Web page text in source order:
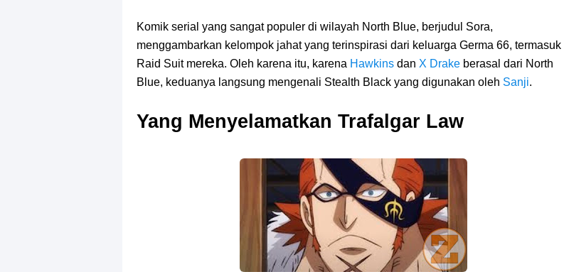
Komik serial yang sangat populer di wilayah North Blue, berjudul Sora,
menggambarkan kelompok jahat yang terinspirasi dari keluarga Germa 66, termasuk
Raid Suit mereka. Oleh karena itu, karena Hawkins dan X Drake berasal dari North
Blue, keduanya langsung mengenali Stealth Black yang digunakan oleh Sanji.
Yang Menyelamatkan Trafalgar Law